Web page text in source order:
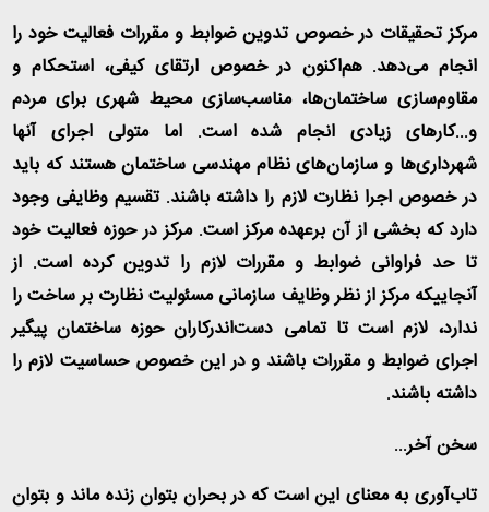
مرکز تحقیقات در خصوص تدوین ضوابط و مقررات فعالیت خود را
انجام می‌دهد. هم‌اکنون در خصوص ارتقای کیفی، استحکام و
مقاوم‌سازی ساختمان‌ها، مناسب‌سازی محیط شهری برای مردم
و...کارهای زیادی انجام شده است. اما متولی اجرای آنها
شهرداری‌ها و سازمان‌های نظام مهندسی ساختمان هستند که باید
در خصوص اجرا نظارت لازم را داشته باشند. تقسیم وظایفی وجود
دارد که بخشی از آن برعهده مرکز است. مرکز در حوزه فعالیت خود
تا حد فراوانی ضوابط و مقررات لازم را تدوین کرده است. از
آنجاییکه مرکز از نظر وظایف سازمانی مسئولیت نظارت بر ساخت را
ندارد، لازم است تا تمامی دست‌اندرکاران حوزه ساختمان پیگیر
اجرای ضوابط و مقررات باشند و در این خصوص حساسیت لازم را
داشته باشند.
سخن آخر...
تاب‌آوری به معنای این است که در بحران بتوان زنده ماند و بتوان